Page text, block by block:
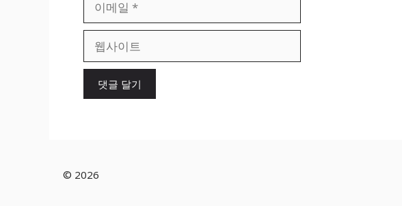
일
이
© 2026